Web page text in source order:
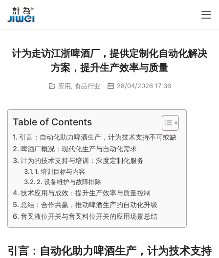
计为走访江浙啤酒厂，提供定制化自动化解决
方案，提升生产效率与质量
应用 食品行业 28/04/2026 17:36
Table of Contents
引言：自动化助力啤酒生产，计为技术支持不可或缺
啤酒厂概况：现代化生产与自动化需求
计为的技术支持与培训：深度定制化服务
1. 培训目标与内容
2. 设备维护与故障排除
技术应用与成效：提升生产效率与质量控制
总结：合作共赢，推动啤酒生产的自动化升级
音叉液位开关与音叉料位开关的应用场景总结
引言：自动化助力啤酒生产，计为技术支持